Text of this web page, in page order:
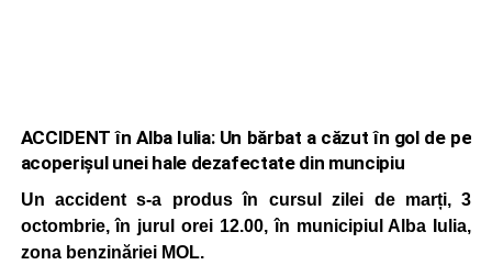
ACCIDENT în Alba Iulia: Un bărbat a căzut în gol de pe
acoperișul unei hale dezafectate din muncipiu
Un accident s-a produs în cursul zilei de marți, 3
octombrie, în jurul orei 12.00, în municipiul Alba Iulia,
zona benzinăriei MOL.